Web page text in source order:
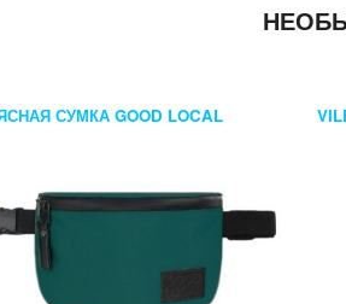
СУМКА GOOD LOCAL